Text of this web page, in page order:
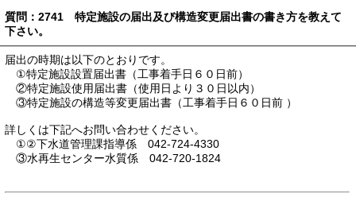
質問：2741 特定施設の届出及び構造変更届出書の書き方を教えて
下さい。
届出の時期は以下のとおりです。
①特定施設設置届出書（工事着手日６０日前）
②特定施設使用届出書（使用日より３０日以内）
③特定施設の構造等変更届出書（工事着手日６０日前 ）
詳しくは下記へお問い合わせください。
①②下水道管理課指導係 042-724-4330
③水再生センター水質係 042-720-1824